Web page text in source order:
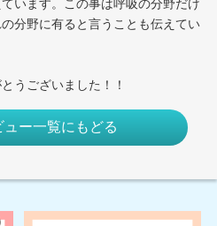
います。この事は呼吸の分野だけ
分野に有ると言うことも伝えてい
うございました！！
ー一覧にもどる